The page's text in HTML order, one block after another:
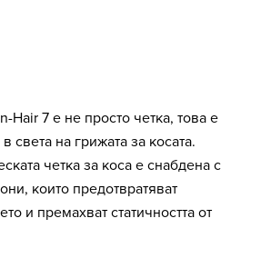
Hair 7 е не просто четка, това е
света на грижата за косата.
четка за коса е снабдена с
които предотвратяват
и премахват статичността от